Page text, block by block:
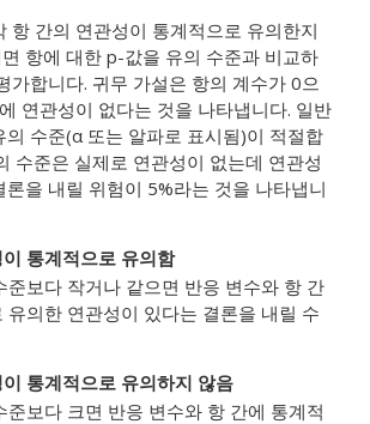
항 간의 연관성이 통계적으로 유의한지
항에 대한 p-값을 유의 수준과 비교하
가합니다. 귀무 가설은 항의 계수가 0으
연관성이 없다는 것을 나타냅니다. 일반
의 수준(α 또는 알파로 표시됨)이 적절합
수준은 실제로 연관성이 없는데 연관성
론을 내릴 위험이 5%라는 것을 나타냅니
통계적으로 유의함
준보다 작거나 같으면 반응 변수와 항 간
유의한 연관성이 있다는 결론을 내릴 수
통계적으로 유의하지 않음
보다 크면 반응 변수와 항 간에 통계적